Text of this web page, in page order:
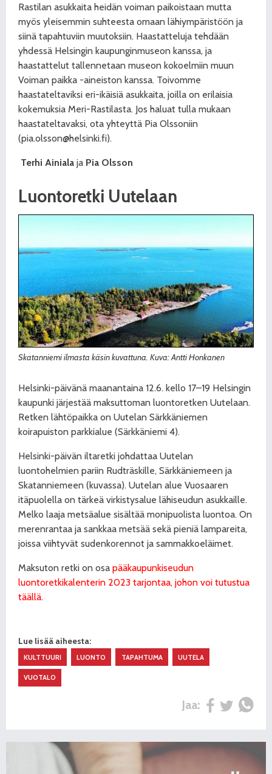
Rastilan asukkaita heidän voiman paikoistaan mutta
myös yleisemmin suhteesta omaan lähiympäristöön ja
siinä tapahtuviin muutoksiin. Haastatteluja tehdään
yhdessä Helsingin kaupunginmuseon kanssa, ja
haastattelut tallennetaan museon kokoelmiin muun
Voiman paikka -aineiston kanssa. Toivomme
haastateltaviksi eri-ikäisiä asukkaita, joilla on erilaisia
kokemuksia Meri-Rastilasta. Jos haluat tulla mukaan
haastateltavaksi, ota yhteyttä Pia Olssoniin
(pia.olsson@helsinki.fi).
Terhi Ainiala ja Pia Olsson
Luontoretki Uutelaan
Skatanniemi ilmasta käsin kuvattuna. Kuva: Antti Honkanen
Helsinki-päivänä maanantaina 12.6. kello 17–19 Helsingin
kaupunki järjestää maksuttoman luontoretken Uutelaan.
Retken lähtöpaikka on Uutelan Särkkäniemen
koirapuiston parkkialue (Särkkäniemi 4).
Helsinki-päivän iltaretki johdattaa Uutelan
luontohelmien pariin Rudträskille, Särkkäniemeen ja
Skatanniemeen (kuvassa). Uutelan alue Vuosaaren
itäpuolella on tärkeä virkistysalue lähiseudun asukkaille.
Melko laaja metsäalue sisältää monipuolista luontoa. On
merenrantaa ja sankkaa metsää sekä pieniä lampareita,
joissa viihtyvät sudenkorennot ja sammakkoeläimet.
Maksuton retki on osa pääkaupunkiseudun
luontoretkikalenterin 2023 tarjontaa, johon voi tutustua
täällä.
Lue lisää aiheesta:
KULTTUURI LUONTO TAPAHTUMA UUTELA
VUOTALO
Jaa: